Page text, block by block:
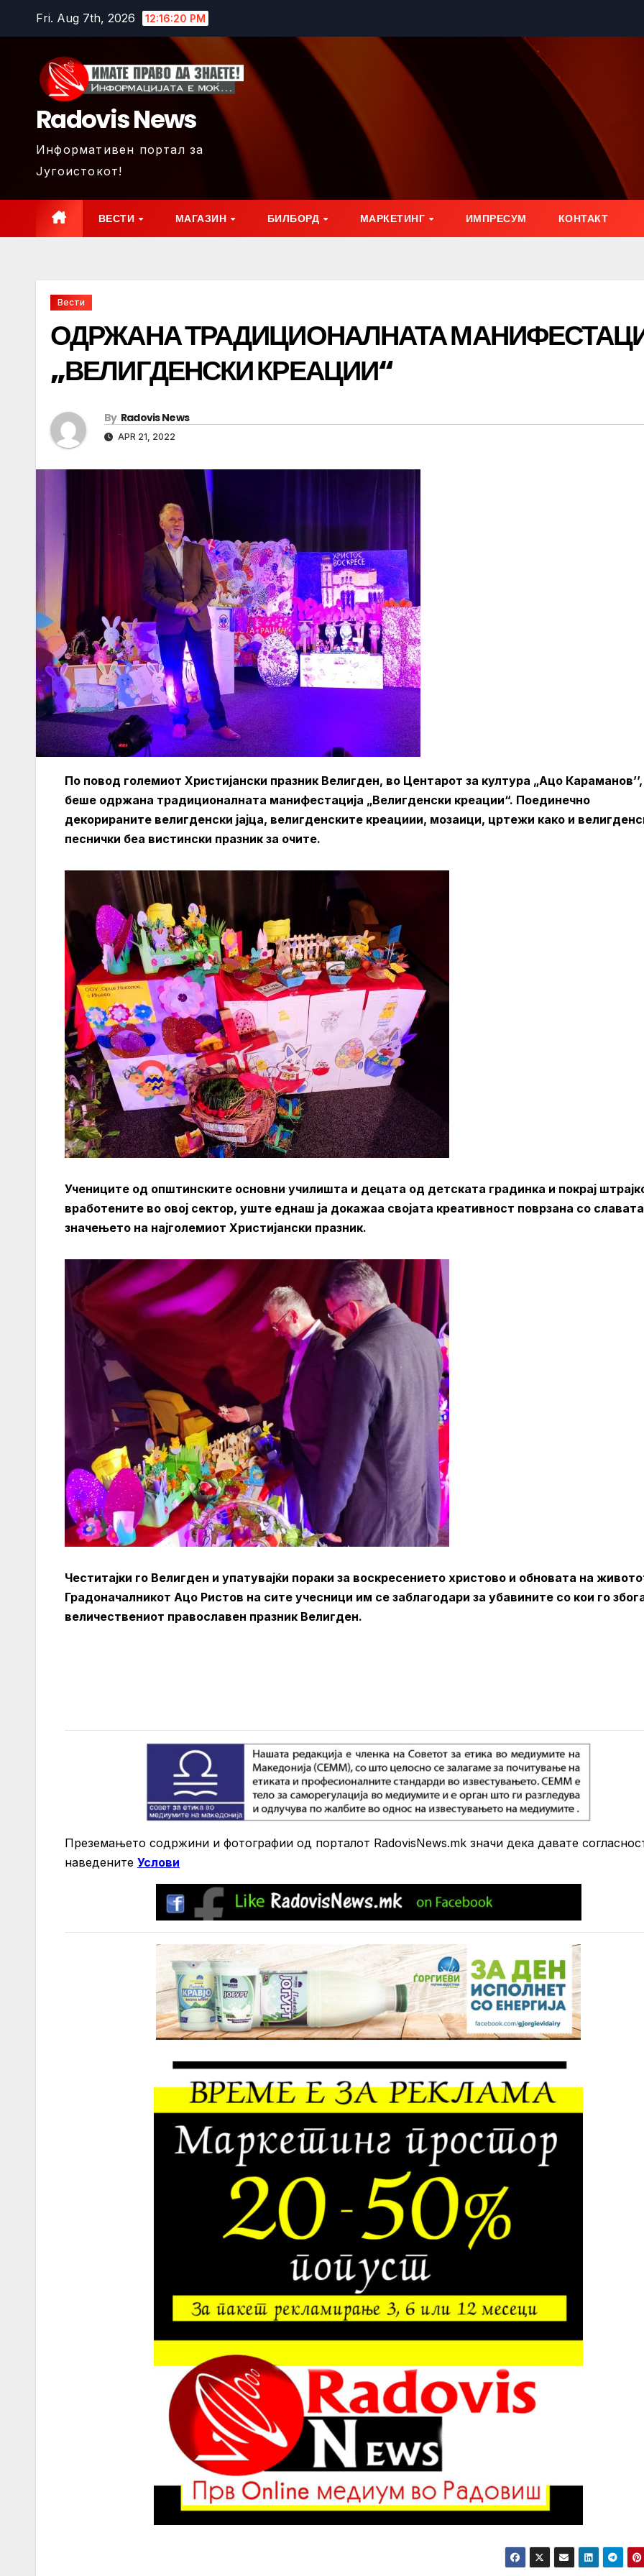
Fri. Aug 7th, 2026 12:16:22 PM
Radovis News
Информативен портал за
Југоистокот!
ВЕСТИ МАГАЗИН БИЛБОРД МАРКЕТИНГ ИМПРЕСУМ КОНТАКТ
Вести
ОДРЖАНА ТРАДИЦИОНАЛНАТА
„ВЕЛИГДЕНСКИ КРЕАЦИИ“
By Radovis News
APR 21, 2022
По повод големиот Христијански празник Велигден, во Центарот за култура „Ацо Караманов’’,
беше одржана традиционалната манифестација „Велигденски креации“. Поединечно
декорираните велигденски јајца, велигденските креациии, мозаици, цртежи како и
песнички беа вистински празник за очите.
Учениците од општинските основни училишта и децата од детската градинка и покрај
вработените во овој сектор, уште еднаш ја докажаа својата креативност поврзана со
значењето на најголемиот Христијански празник.
Честитајки го Велигден и упатувајќи пораки за воскресението христово и обновата на
Градоначалникот Ацо Ристов на сите учесници им се заблагодари за убавините со кои го
величествениот православен празник Велигден.
Преземањето содржини и фотографии од порталот RadovisNews.mk значи дека давате
нaведените Услови